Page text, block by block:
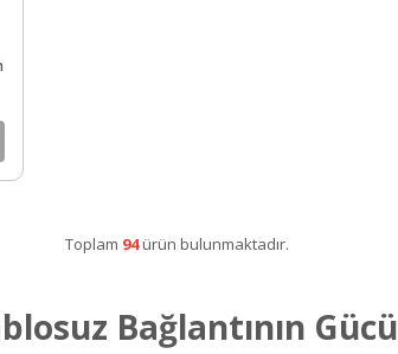
Toplam 94ürün bulunmaktadır.
Bağlantının Gücü